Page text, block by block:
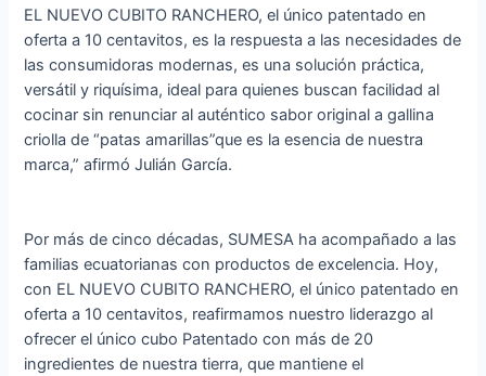
EL NUEVO CUBITO RANCHERO, el único patentado en
oferta a 10 centavitos, es la respuesta a las necesidades de
las consumidoras modernas, es una solución práctica,
versátil y riquísima, ideal para quienes buscan facilidad al
cocinar sin renunciar al auténtico sabor original a gallina
criolla de “patas amarillas”que es la esencia de nuestra
marca,” afirmó Julián García.
Por más de cinco décadas, SUMESA ha acompañado a las
familias ecuatorianas con productos de excelencia. Hoy,
con EL NUEVO CUBITO RANCHERO, el único patentado en
oferta a 10 centavitos, reafirmamos nuestro liderazgo al
ofrecer el único cubo Patentado con más de 20
ingredientes de nuestra tierra, que mantiene el